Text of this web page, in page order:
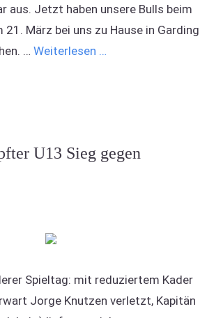
aus. Jetzt haben unsere Bulls beim
März bei uns zu Hause in Garding
… Weiterlesen …
U13 Sieg gegen
Spieltag: mit reduziertem Kader
Jorge Knutzen verletzt, Kapitän